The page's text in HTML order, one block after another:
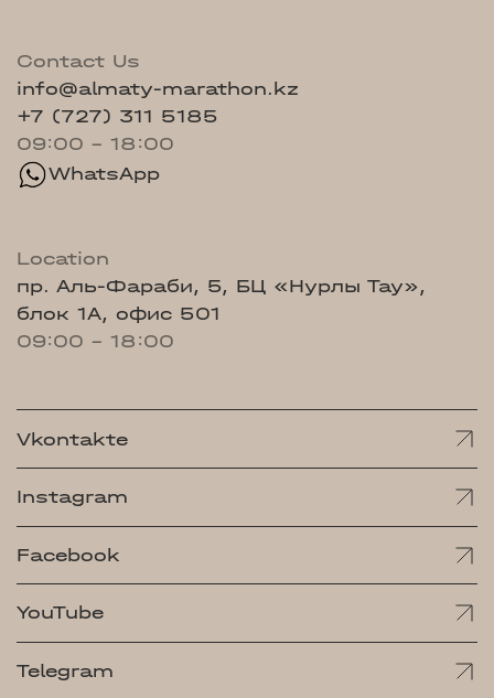
Contact Us
info@almaty-marathon.kz
+7 (727) 311 5185
09:00 - 18:00
WhatsApp
Location
пр. Аль-Фараби, 5, БЦ «Нурлы Тау»,
блок 1А, офис 501
09:00 - 18:00
Vkontakte
Instagram
Facebook
YouTube
Telegram